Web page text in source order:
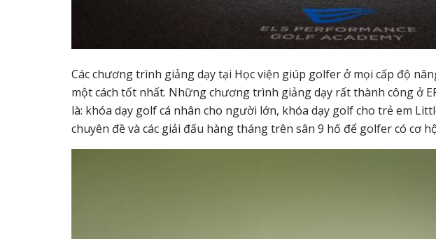
Các chương trình giảng dạy tại Học viện giúp golfer ở mọi cấp độ
một cách tốt nhất. Những chương trình giảng dạy rất thành công ở
là: khóa dạy golf cá nhân cho người lớn, khóa dạy golf cho trẻ em
chuyên đề và các giải đấu hàng tháng trên sân 9 hố để golfer có cơ